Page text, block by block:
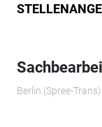
Berlin (Spree-Trans)